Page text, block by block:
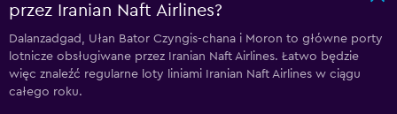
przez Iranian Naft Airlines?
Dalanzadgad, Ułan Bator Czyngis-chana i Moron to główne porty
lotnicze obsługiwane przez Iranian Naft Airlines. Łatwo będzie
więc znaleźć regularne loty liniami Iranian Naft Airlines w ciągu
całego roku.